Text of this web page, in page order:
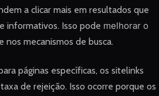
a clicar mais em resultados que
informativos. Isso pode melhorar o
nos mecanismos de busca.
páginas específicas, os sitelinks
de rejeição. Isso ocorre porque os